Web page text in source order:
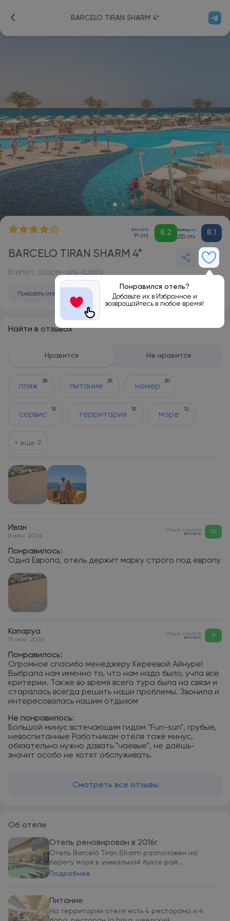
BARCELO TIRAN SHARM 4*
91 отз. 8.2 230 отз. 8.1
BARCELO TIRAN SHARM 4*
Понравился отель?
Добавьте их в Избранное и
возвращайтесь в любое время!
Египет, Шарм-эль-Шейх
Показать отель на карте
Найти в отзывах
Нравится Не нравится
пляж
28
питание
25
номер
20
сервис
15
территория
15
море
12
+ еще 9
Иван
8 июн. 2026
Отзыв туриста 10
Понравилось:
Одна Европа, отель держит марку строго под европу
Kanapya
15 июн. 2026
Отзыв туриста 9
Понравилось:
Огромное спасибо менеджеру Кереевой Айнуре!
Выбрала нам именно то, что нам надо было, учла все
критерии. Также во время всего тура была на связи и
старалась всегда решить наши проблемы. Звонила и
интересовалась нашим отдыхом
Не понравилось:
Большой минус встечающим гидом "Fun-sun", грубые,
невоспитанные Работникам отеля тоже минус,
обязательно нужно давать "чаевые", не даёшь-
значит особо не хотят обслуживать.
Смотреть все отзывы
Об отеле
Отель реновирован в 2016г
Отель Barceló Tiran Sharm расположен на
берегу моря в уникальной бухте рай...
Подробнее
Питание
На территории отеля есть 4 ресторана и 4